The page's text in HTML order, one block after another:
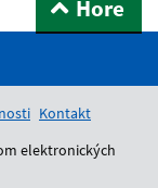
Hore
Kontakt
elektronických